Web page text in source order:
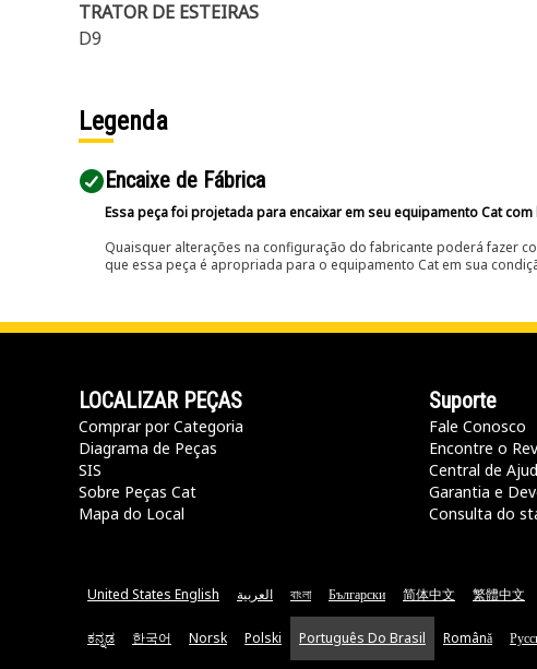
TRATOR DE ESTEIRAS
D9
Legenda
Encaixe de Fábrica
Essa peça foi projetada para encaixar em seu equipamento Cat
Quaisquer alterações na configuração do fabricante poderá fazer
que essa peça é apropriada para o equipamento Cat em sua
LOCALIZAR PEÇAS
Comprar por Categoria
Diagrama de Peças
SIS
Sobre Peças Cat
Mapa do Local
Suporte
Fale Conosco
Encontre o
Central de
Garantia e
Consulta do
United States English العربية বাংলা Български 简体中文 繁體中文
ಕನ್ನಡ 한국어 Norsk Polski Português Do Brasil Română